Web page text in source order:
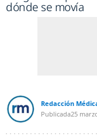
dónde se movía
Redacción
Publicada25